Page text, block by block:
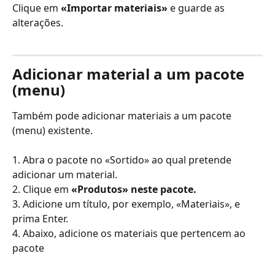
Clique em «Importar materiais» e guarde as
alterações.
Adicionar material a um pacote
(menu)
Também pode adicionar materiais a um pacote
(menu) existente.
1. Abra o pacote no «Sortido» ao qual pretende
adicionar um material.
2. Clique em «Produtos» neste pacote.
3. Adicione um título, por exemplo, «Materiais», e
prima Enter.
4. Abaixo, adicione os materiais que pertencem ao
pacote